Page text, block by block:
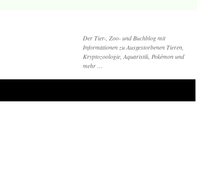
Der Tier-, Zoo- und Buchblog mit
Informationen zu Ausgestorbenen Tieren,
Kryptozoologie, Aquaristik, Pokémon und
mehr …